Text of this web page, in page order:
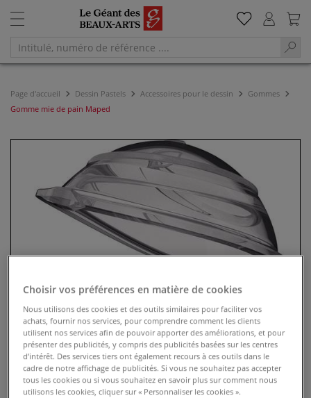
Page d'accueil Dessin Pastels Accessoires pour le dessin
Gommes
Gomme mie de pain Maped
Choisir vos préférences en matière de cookies
Nous utilisons des cookies et des outils similaires pour faciliter vos
achats, fournir nos services, pour comprendre comment les clients
utilisent nos services afin de pouvoir apporter des améliorations, et pour
présenter des publicités, y compris des publicités basées sur les centres
d’intérêt. Des services tiers ont également recours à ces outils dans le
cadre de notre affichage de publicités. Si vous ne souhaitez pas accepter
tous les cookies ou si vous souhaitez en savoir plus sur comment nous
utilisons les cookies, cliquer sur « Personnaliser les cookies ».